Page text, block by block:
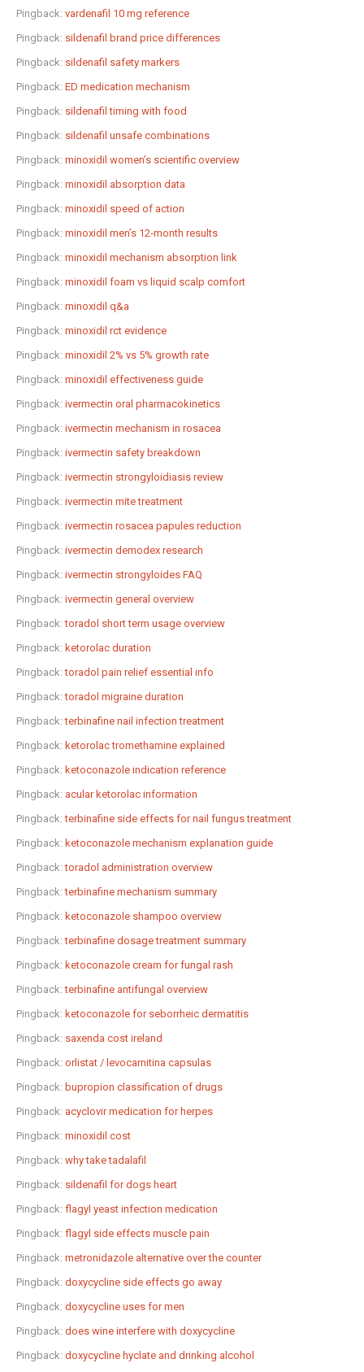
Pingback: vardenafil 10 mg reference
Pingback: sildenafil brand price differences
Pingback: sildenafil safety markers
Pingback: ED medication mechanism
Pingback: sildenafil timing with food
Pingback: sildenafil unsafe combinations
Pingback: minoxidil women’s scientific overview
Pingback: minoxidil absorption data
Pingback: minoxidil speed of action
Pingback: minoxidil men’s 12‑month results
Pingback: minoxidil mechanism absorption link
Pingback: minoxidil foam vs liquid scalp comfort
Pingback: minoxidil q&a
Pingback: minoxidil rct evidence
Pingback: minoxidil 2% vs 5% growth rate
Pingback: minoxidil effectiveness guide
Pingback: ivermectin oral pharmacokinetics
Pingback: ivermectin mechanism in rosacea
Pingback: ivermectin safety breakdown
Pingback: ivermectin strongyloidiasis review
Pingback: ivermectin mite treatment
Pingback: ivermectin rosacea papules reduction
Pingback: ivermectin demodex research
Pingback: ivermectin strongyloides FAQ
Pingback: ivermectin general overview
Pingback:toradol short term usage overview
Pingback: ketorolac duration
Pingback:toradol pain relief essential info
Pingback:toradol migraine duration
Pingback:terbinafine nail infection treatment
Pingback: ketorolac tromethamine explained
Pingback: ketoconazole indication reference
Pingback: acular ketorolac information
Pingback:terbinafine side effects for nail fungus treatment
Pingback: ketoconazole mechanism explanation guide
Pingback:toradol administration overview
Pingback:terbinafine mechanism summary
Pingback: ketoconazole shampoo overview
Pingback:terbinafine dosage treatment summary
Pingback: ketoconazole cream for fungal rash
Pingback:terbinafine antifungal overview
Pingback: ketoconazole for seborrheic dermatitis
Pingback: saxenda cost ireland
Pingback: orlistat / levocarnitina capsulas
Pingback: bupropion classification of drugs
Pingback: acyclovir medication for herpes
Pingback: minoxidil cost
Pingback: why take tadalafil
Pingback: sildenafil for dogs heart
Pingback: flagyl yeast infection medication
Pingback: flagyl side effects muscle pain
Pingback: metronidazole alternative over the counter
Pingback: doxycycline side effects go away
Pingback: doxycycline uses for men
Pingback: does wine interfere with doxycycline
Pingback: doxycycline hyclate and drinking alcohol